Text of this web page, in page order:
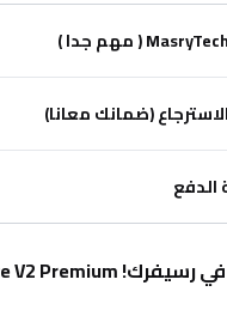
(ضمانك معانا)
الدفع